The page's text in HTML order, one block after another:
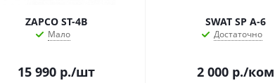
ZAPCO ST-4B
Мало
15 990р./шт
SWAT SP A-6
Достаточно
2 000р./ком